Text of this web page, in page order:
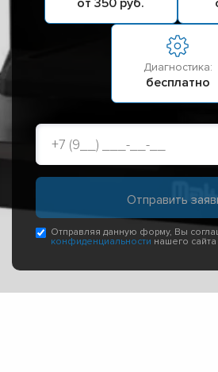
от 350 руб.
Диагностика:
бесплатно
Отправляя данную форму, Вы
конфиденциальности нашего сайта